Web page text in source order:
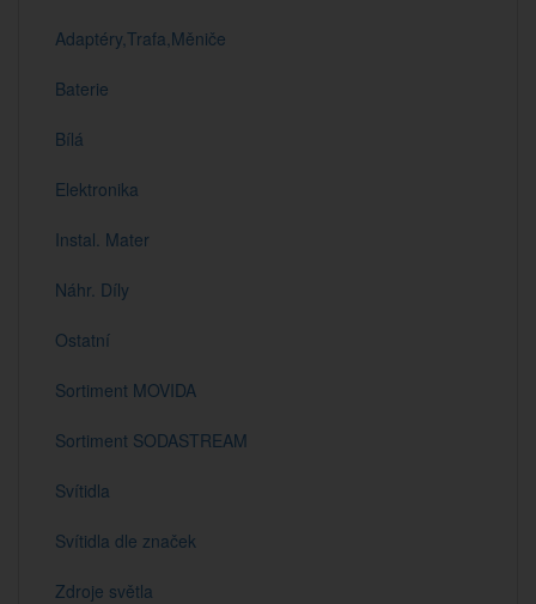
Adaptéry,Trafa,Měniče
Baterie
Bílá
Elektronika
Instal. Mater
Náhr. Díly
Ostatní
Sortiment MOVIDA
Sortiment SODASTREAM
Svítidla
Svítidla dle značek
Zdroje světla